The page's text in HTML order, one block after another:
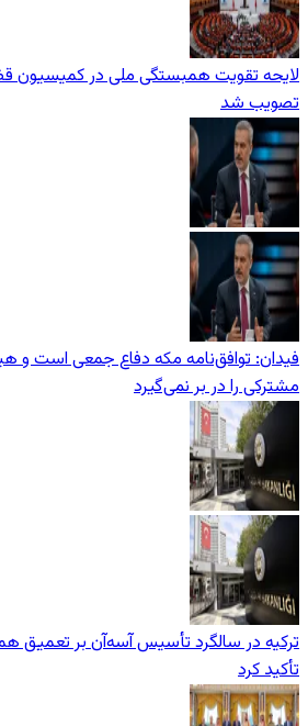
لایحه تقویت همبستگی ملی در کمیسیون
تصویب شد
فیدان: توافق‌نامه مکه دفاع جمعی است
مشترکی را در بر نمی‌گیرد
ترکیه در سالگرد تأسیس آسه‌آن بر تعمیق
تأکید کرد